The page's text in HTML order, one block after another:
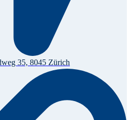
35, 8045 Zürich